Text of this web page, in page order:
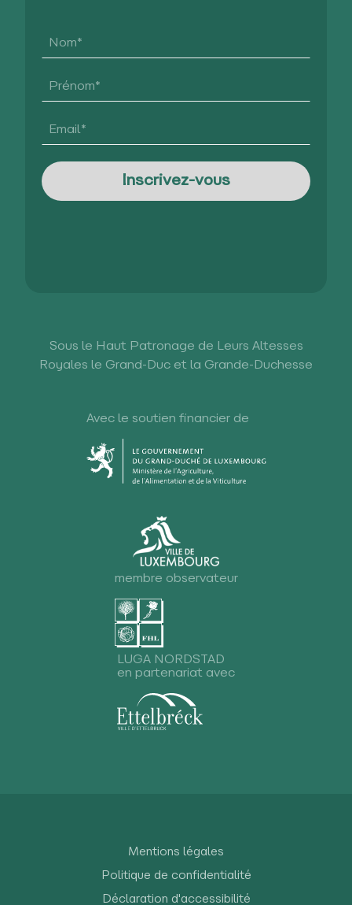
Sous le Haut Patronage de Leurs Altesses
Royales le Grand-Duc et la Grande-Duchesse
Avec le soutien financier de
membre observateur
LUGA NORDSTAD
en partenariat avec
Mentions légales
Politique de confidentialité
Déclaration d'accessibilité